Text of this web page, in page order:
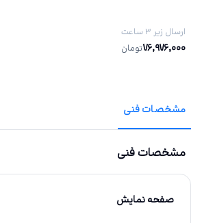
ارسال زیر ۳ ساعت
76,976,000تومان
مشخصات فنی
مشخصات فنی
صفحه نمایش